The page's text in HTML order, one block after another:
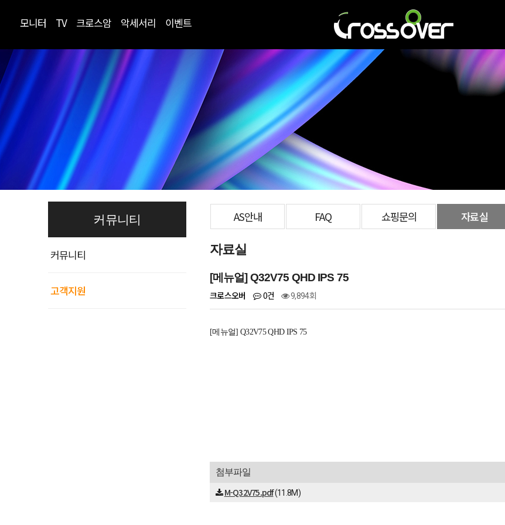
모니터 TV 크로스암 악세서리 이벤트
커뮤니티
커뮤니티
고객지원
AS안내 FAQ 쇼핑문의 자료실
자료실
[메뉴얼] Q32V75 QHD IPS 75
크로스오버 0건 9,894회
[메뉴얼] Q32V75 QHD IPS 75
첨부파일
M-Q32V75.pdf(11.8M)